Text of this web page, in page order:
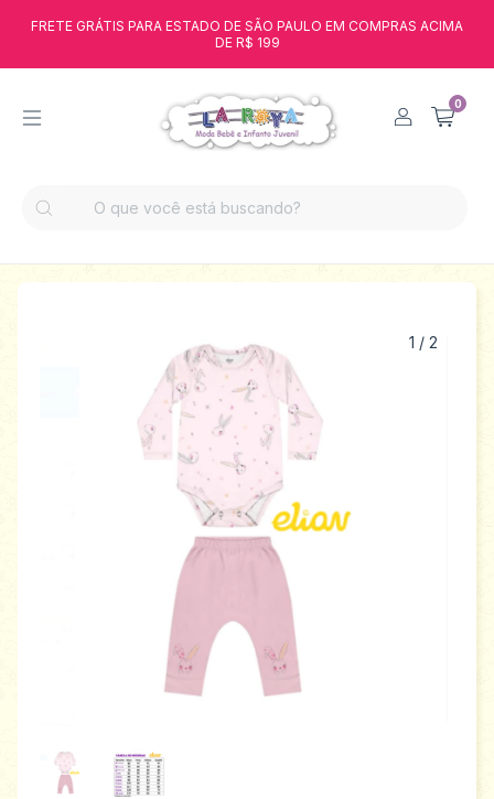
FRETE GRÁTIS PARA ESTADO DE SÃO PAULO EM COMPRAS ACIMA
DE R$ 199
0
1 / 2